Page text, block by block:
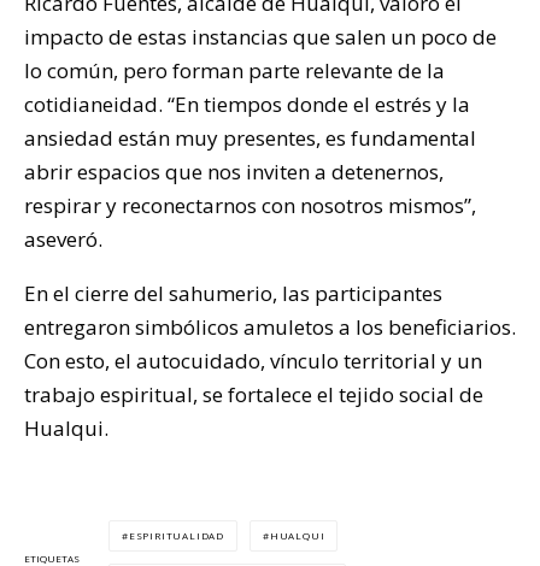
impacto de estas instancias que salen un poco de
lo común, pero forman parte relevante de la
cotidianeidad. “En tiempos donde el estrés y la
ansiedad están muy presentes, es fundamental
abrir espacios que nos inviten a detenernos,
respirar y reconectarnos con nosotros mismos”,
aseveró.
En el cierre del sahumerio, las participantes
entregaron simbólicos amuletos a los beneficiarios.
Con esto, el autocuidado, vínculo territorial y un
trabajo espiritual, se fortalece el tejido social de
Hualqui.
ETIQUETAS
ESPIRITUALIDAD HUALQUI